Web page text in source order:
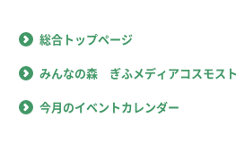
総合トップページ
みんなの森 ぎふメディアコスモス
今月のイベントカレンダー